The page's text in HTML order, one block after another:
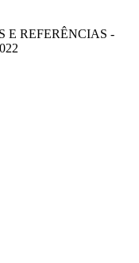
E REFERÊNCIAS -